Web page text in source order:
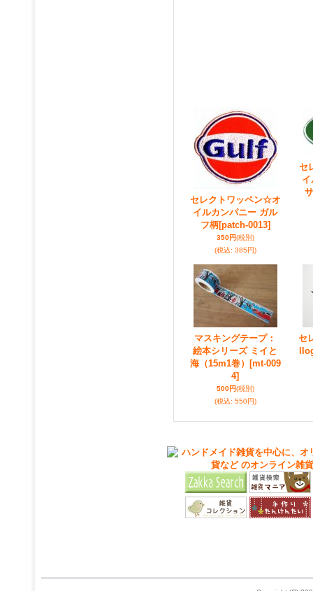
セレクトワッペン☆オ
イルカンパニー ガル
フ柄[patch-0013]
350円(税別)
(税込: 385円)
セ
マスキングテープ：
絵本シリーズ ミイと
海（15m1巻）
[mt-009
4]
500円(税別)
(税込: 550円)
セ